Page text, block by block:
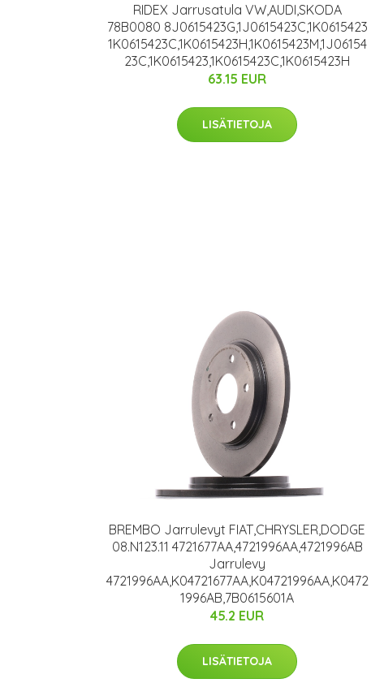
RIDEX Jarrusatula VW,AUDI,SKODA
78B0080 8J0615423G,1J0615423C,1K0615423
1K0615423C,1K0615423H,1K0615423M,1J06154
23C,1K0615423,1K0615423C,1K0615423H
63.15 EUR
LISÄTIETOJA
BREMBO Jarrulevyt FIAT,CHRYSLER,DODGE
08.N123.11 4721677AA,4721996AA,4721996AB
Jarrulevy
4721996AA,K04721677AA,K04721996AA,K0472
1996AB,7B0615601A
45.2 EUR
LISÄTIETOJA